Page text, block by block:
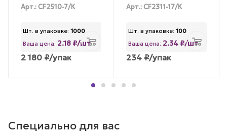
Арт.: CF2510-7/К
Шт. в упаковке: 1000
Ваша цена: 2.18 ₽/шт
2 180 ₽/упак
Арт.: CF2311-17/К
Шт. в упаковке: 100
Ваша цена: 2.34 ₽/шт
234 ₽/упак
Специально для вас